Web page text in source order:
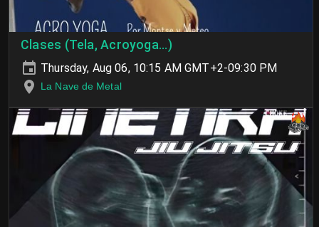
Clases (Tela, Acroyoga...)
Thursday, Aug 06, 10:15 AM GMT+2-09:30 PM
La Nave de Metal